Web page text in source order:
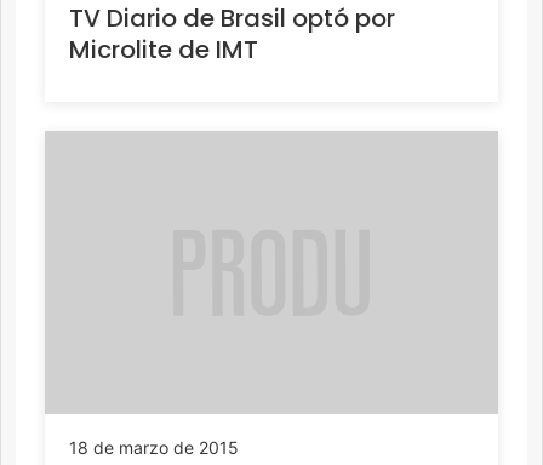
TV Diario de Brasil optó por
Microlite de IMT
18 de marzo de 2015